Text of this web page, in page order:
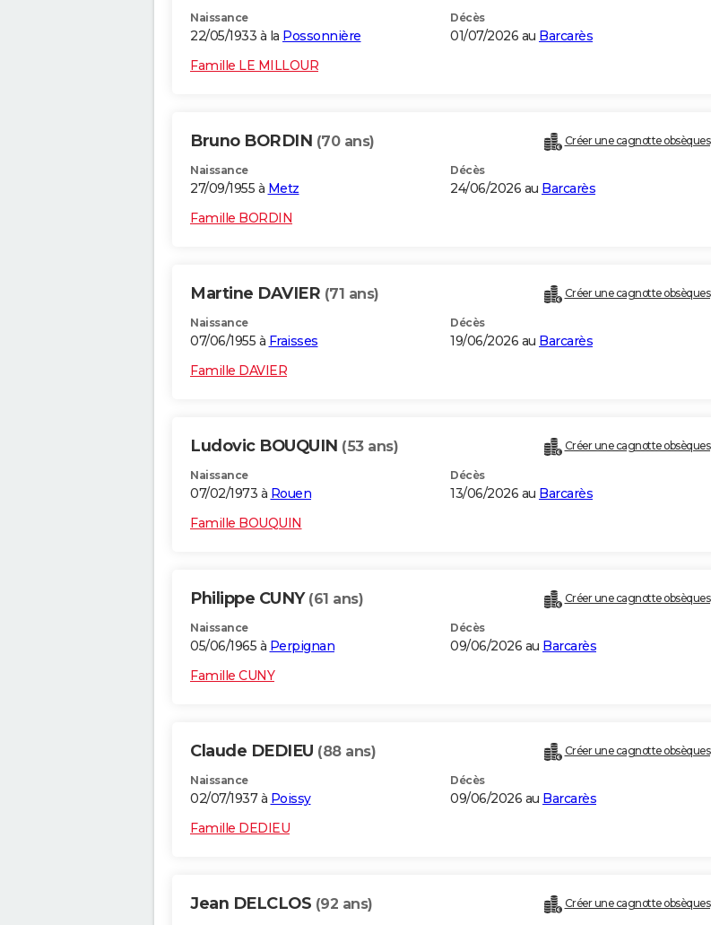
Naissance
22/05/1933 à la Possonnière
Décès
01/07/2026 au Barcarès
Famille LE MILLOUR
Bruno BORDIN (70 ans) Créer une cagnotte obsèques
Naissance
27/09/1955 à Metz
Décès
24/06/2026 au Barcarès
Famille BORDIN
Martine DAVIER (71 ans) Créer une cagnotte obsèques
Naissance
07/06/1955 à Fraisses
Décès
19/06/2026 au Barcarès
Famille DAVIER
Ludovic BOUQUIN (53 ans) Créer une cagnotte obsèques
Naissance
07/02/1973 à Rouen
Décès
13/06/2026 au Barcarès
Famille BOUQUIN
Philippe CUNY (61 ans) Créer une cagnotte obsèques
Naissance
05/06/1965 à Perpignan
Décès
09/06/2026 au Barcarès
Famille CUNY
Claude DEDIEU (88 ans) Créer une cagnotte obsèques
Naissance
02/07/1937 à Poissy
Décès
09/06/2026 au Barcarès
Famille DEDIEU
Jean DELCLOS (92 ans) Créer une cagnotte obsèques